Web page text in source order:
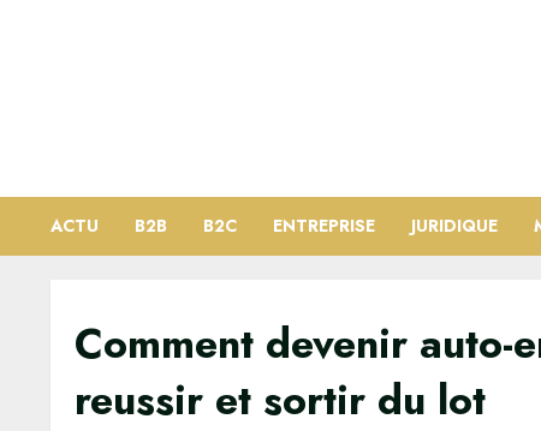
ACTU B2B B2C ENTREPRISE JURIDIQUE
Comment devenir
reussir et sortir du lot